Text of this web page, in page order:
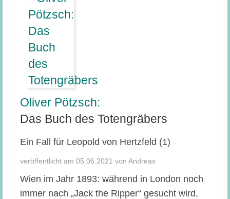
Oliver Pötzsch:
Das Buch des Totengräbers
Ein Fall für Leopold von Hertzfeld (1)
veröffentlicht am 05.06.2021 von Andreas
Wien im Jahr 1893: während in London noch
immer nach „Jack the Ripper“ gesucht wird,